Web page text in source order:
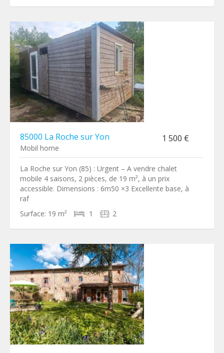
85000 La Roche sur Yon 1 500 €
Mobil home
La Roche sur Yon (85) : Urgent – A vendre chalet
mobile 4 saisons, 2 pièces, de 19 m², à un prix
accessible. Dimensions : 6m50 ×3 Excellente base, à
raf
Surface: 19 m² 1 2